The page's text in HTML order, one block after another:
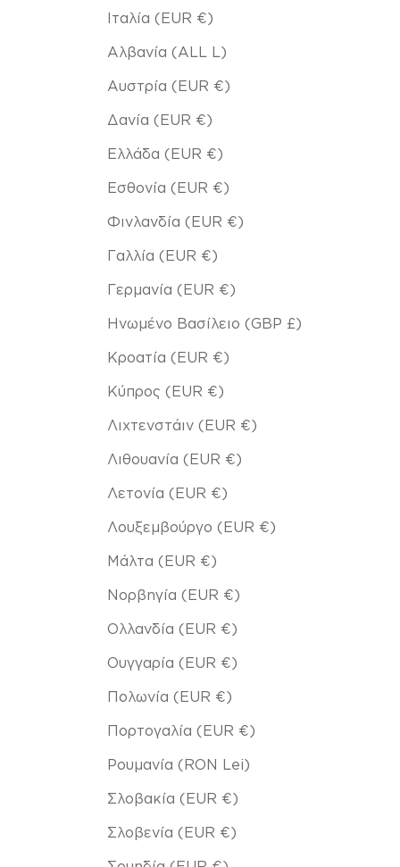
Ιταλία (EUR €)
Αλβανία (ALL L)
Αυστρία (EUR €)
Δανία (EUR €)
Ελλάδα (EUR €)
Εσθονία (EUR €)
Φινλανδία (EUR €)
Γαλλία (EUR €)
Γερμανία (EUR €)
Ηνωμένο Βασίλειο (GBP £)
Κροατία (EUR €)
Κύπρος (EUR €)
Λιχτενστάιν (EUR €)
Λιθουανία (EUR €)
Λετονία (EUR €)
Λουξεμβούργο (EUR €)
Μάλτα (EUR €)
Νορβηγία (EUR €)
Ολλανδία (EUR €)
Ουγγαρία (EUR €)
Πολωνία (EUR €)
Πορτογαλία (EUR €)
Ρουμανία (RON Lei)
Σλοβακία (EUR €)
Σλοβενία (EUR €)